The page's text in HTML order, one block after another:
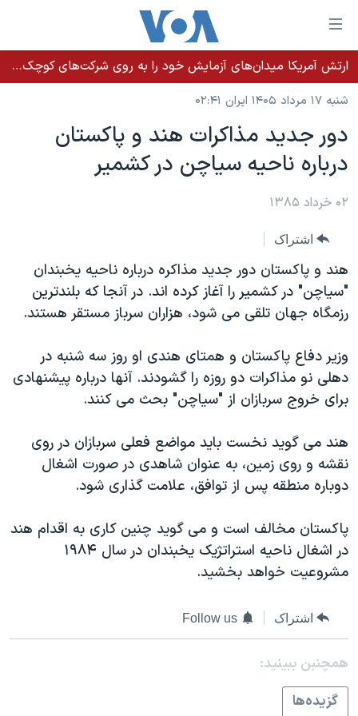
لینکهای
قابل
دسترسی
جهش
محتوای
اصلی
جهش
به
اصلی
جهش
به
جستجو
خانه
نسخه سبک وب‌سایت
موضوع ها
ایران
آمریکا
گزیده‌ها
ویژه برنامه‌ها
فرهنگ و زندگی
حقوق شهروندی
علم و فناوری
اسرائیل در جنگ
آرشیو پخش زنده
برنامه های تلویزیونی
جدول برنامه ها
صفحه‌های ویژه
عملیات خشم حماسی
۲۵۰سالگی آمریکا
مستندها
انتخابات ریاست جمهوری آمریکا ۲۰۲۴
رمز مهسا
ورزش زنان در ایران
مجموعه مستندهای دادخواهی
تریبونال مردمی آبان ۹۸
قانون شفافیت دارائی کادر رهبری ایران
اعتراضات مردمی آبان ۹۸
پخش رادیویی
دنبال کنید
زبانهای مختلف
ارتش آمریکا میدان‌های آزمایش خود را به روی شرکت‌های کوچک می‌گشاید تا تسلیحات سریع‌تر به میدان نبرد برسد
شنبه ۱۷ مرداد ۱۴۰۵ ایران ۰۲:۴۱
دور جديد مذاکرات هند و پاکستان
درباره ناحيه سياچن در کشمير
۰۲ خرداد ۱۳۸۵
اشتراک
هند و پاکستان دور جدید مذاکره درباره ناحیه یخبندان
"سیاچن" در کشمیر را آغاز کرده اند. در آنجا که بلندترین
رزمگاه جهان تلقی می شود، هزاران سرباز مستقر هستند.
وزیر دفاع پاکستان و همتای هندی او روز سه شنبه در
دهلی نو مذاکرات دو روزه را گشودند. آنها درباره پیشنهادی
برای خروج سربازان از "سیاچن" بحث می کنند.
هند می گوید نخست باید مواضع فعلی سربازان در روی
نقشه و روی زمین، به عنوان شاهدی در صورت اشغال
دوباره منطقه پس از توافق، علامت گذاری شود.
پاکستان مخالف است و می گوید چنین کاری به اقدام هند
در اشغال ناحیه استراتژیک يخبندان در سال ۱۹۸۴
مشروعیت خواهد بخشید.
اشتراک Follow us
همچنبن ببینید:
گزيده‌ها